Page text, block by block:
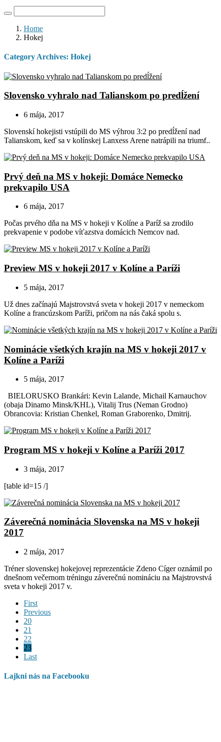
Home
Hokej
Category Archives: Hokej
Slovensko vyhralo nad Talianskom po predĺžení
6 mája, 2017
Slovenskí hokejisti vstúpili do MS výhrou 3:2 po predĺžení nad
Talianskom, keď sa v kolínskej Lanxess Arene natrápili na triumf..
Prvý deň na MS v hokeji: Domáce Nemecko
prekvapilo USA
6 mája, 2017
Počas prvého dňa na MS v hokeji v Kolíne a Paríž sa zrodilo
prekvapenie v podobe víťazstva domácich Nemcov nad.
Preview MS v hokeji 2017 v Kolíne a Paríži
5 mája, 2017
Už dnes začínajú Majstrovstvá sveta v hokeji 2017 v nemeckom
Kolíne a francúzskom Paríži, pričom na nás čaká spolu s.
Nominácie všetkých krajín na MS v hokeji 2017 v
Kolíne a Paríži
5 mája, 2017
BIELORUSKO Brankári: Kevin Lalande, Michail Karnauchov
(obaja Dinamo Minsk/KHL), Vitalij Trus (Neman Grodno)
Obrancovia: Kristian Chenkel, Roman Graborenko, Dmitrij.
Program MS v hokeji v Kolíne a Paríži 2017
3 mája, 2017
[table id=15 /]
Záverečná nominácia Slovenska na MS v hokeji
2017
2 mája, 2017
Tréner slovenskej hokejovej reprezentácie Zdeno Cíger oznámil po
dnešnom večernom tréningu záverečnú nomináciu na Majstrovstvá
sveta v hokeji 2017 v.
First
Previous
20
21
22
23
Last
Lajkni nás na Facebooku